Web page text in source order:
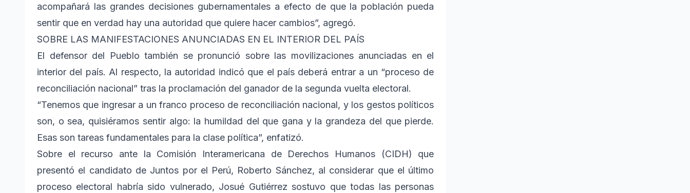
acompañará las grandes decisiones gubernamentales a efecto de que la población pueda
sentir que en verdad hay una autoridad que quiere hacer cambios”, agregó.
SOBRE LAS MANIFESTACIONES ANUNCIADAS EN EL INTERIOR DEL PAÍS
El defensor del Pueblo también se pronunció sobre las movilizaciones anunciadas en el
interior del país. Al respecto, la autoridad indicó que el país deberá entrar a un “proceso de
reconciliación nacional” tras la proclamación del ganador de la segunda vuelta electoral.
“Tenemos que ingresar a un franco proceso de reconciliación nacional, y los gestos políticos
son, o sea, quisiéramos sentir algo: la humildad del que gana y la grandeza del que pierde.
Esas son tareas fundamentales para la clase política”, enfatizó.
Sobre el recurso ante la Comisión Interamericana de Derechos Humanos (CIDH) que
presentó el candidato de Juntos por el Perú, Roberto Sánchez, al considerar que el último
proceso electoral habría sido vulnerado, Josué Gutiérrez sostuvo que todas las personas